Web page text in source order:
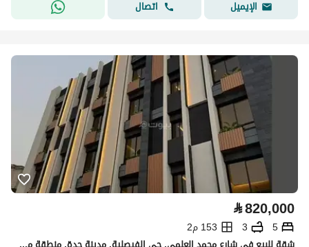
الإيميل
اتصال
⃁820,000
5
3
153 م2